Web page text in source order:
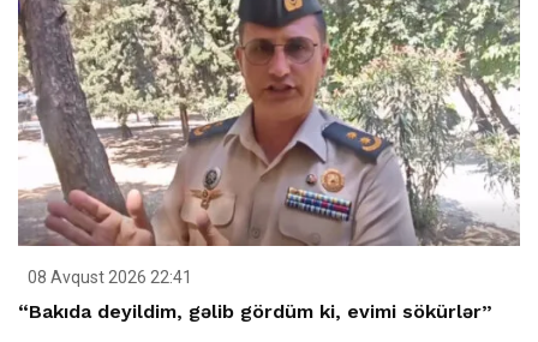
08 Avqust 2026 22:41
“Bakıda deyildim, gəlib gördüm ki, evimi sökürlər”